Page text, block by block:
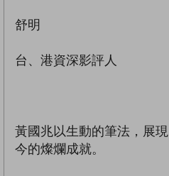
舒明
台、港資深影評人
黃國兆以生動的筆法，展
今的燦爛成就。